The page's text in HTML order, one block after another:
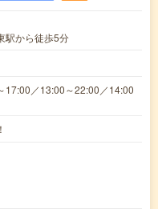
駅から徒歩5分
17:00／13:00～22:00／14:00